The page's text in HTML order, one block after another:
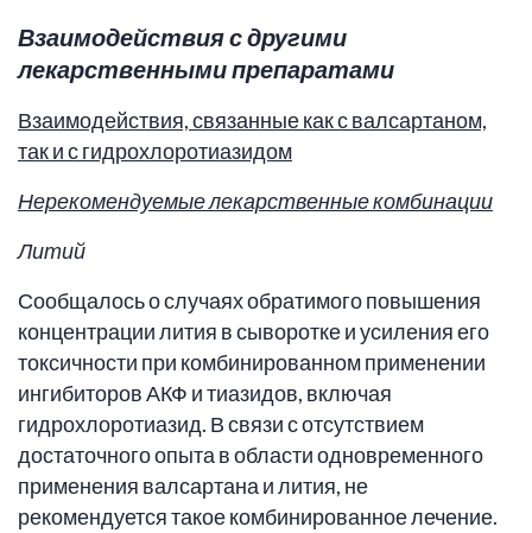
Взаимодействия с другими
лекарственными препаратами
Взаимодействия, связанные как с валсартаном,
так и с гидрохлоротиазидом
Нерекомендуемые лекарственные комбинации
Литий
Сообщалось о случаях обратимого повышения
концентрации лития в сыворотке и усиления его
токсичности при комбинированном применении
ингибиторов АКФ и тиазидов, включая
гидрохлоротиазид. В связи с отсутствием
достаточного опыта в области одновременного
применения валсартана и лития, не
рекомендуется такое комбинированное лечение.